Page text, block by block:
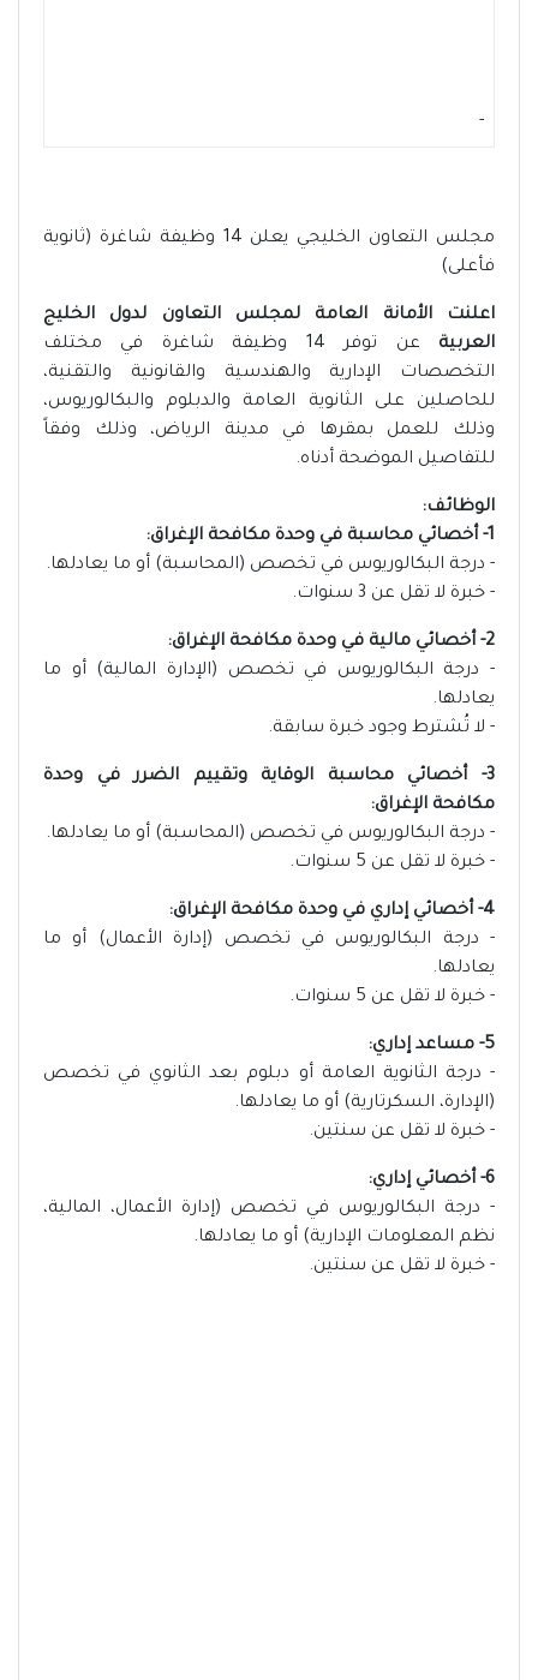
-
مجلس التعاون الخليجي يعلن 14 وظيفة شاغرة (ثانوية
فأعلى)
اعلنت الأمانة العامة لمجلس التعاون لدول الخليج
العربية
عن توفر 14 وظيفة شاغرة في مختلف
التخصصات الإدارية والهندسية والقانونية والتقنية،
للحاصلين على الثانوية العامة والدبلوم والبكالوريوس،
وذلك للعمل بمقرها في مدينة الرياض، وذلك وفقاً
للتفاصيل الموضحة أدناه.
الوظائف:
1- أخصائي محاسبة في وحدة مكافحة الإغراق:
- درجة البكالوريوس في تخصص (المحاسبة) أو ما يعادلها.
- خبرة لا تقل عن 3 سنوات.
2- أخصائي مالية في وحدة مكافحة الإغراق:
- درجة البكالوريوس في تخصص (الإدارة المالية) أو ما
يعادلها.
- لا تُشترط وجود خبرة سابقة.
3- أخصائي محاسبة الوقاية وتقييم الضرر في وحدة
مكافحة الإغراق:
- درجة البكالوريوس في تخصص (المحاسبة) أو ما يعادلها.
- خبرة لا تقل عن 5 سنوات.
4- أخصائي إداري في وحدة مكافحة الإغراق:
- درجة البكالوريوس في تخصص (إدارة الأعمال) أو ما
يعادلها.
- خبرة لا تقل عن 5 سنوات.
5- مساعد إداري:
- درجة الثانوية العامة أو دبلوم بعد الثانوي في تخصص
(الإدارة، السكرتارية) أو ما يعادلها.
- خبرة لا تقل عن سنتين.
6- أخصائي إداري:
- درجة البكالوريوس في تخصص (إدارة الأعمال، المالية،
نظم المعلومات الإدارية) أو ما يعادلها.
- خبرة لا تقل عن سنتين.